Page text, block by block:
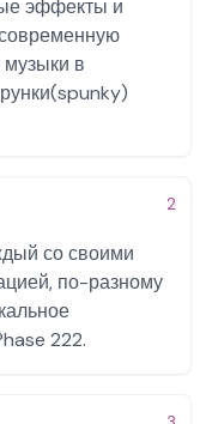
эффекты и
музыки в
2
со своими
по-разному
222.